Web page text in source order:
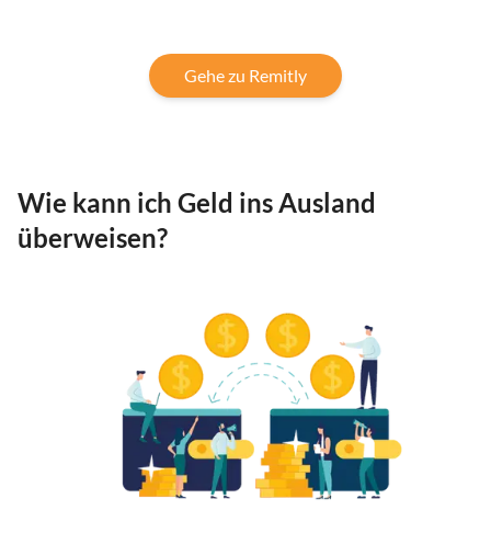
Gehe zu Remitly
Wie kann ich Geld ins Ausland
überweisen?